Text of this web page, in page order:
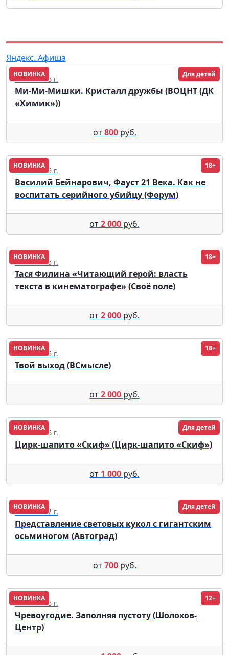
Яндекс. Афиша
НОВИНКА Для детей
25.09.2026 г.
Ми-Ми-Мишки. Кристалл дружбы (ВОЦНТ (ДК
«Химик»))
от800руб.
НОВИНКА 18+
09.12.2026 г.
Василий Бейнарович, Фауст 21 Века. Как не
воспитать серийного убийцу (Форум)
от2 000 руб.
НОВИНКА 18+
12.08.2026 г.
Тася Филина «Читающий герой: власть
текста в кинематографе» (Своё поле)
от2 000 руб.
НОВИНКА 18+
12.08.2026 г.
Твой выход (ВСмысле)
от2 000 руб.
НОВИНКА Для детей
13.08.2026 г.
Цирк-шапито «Скиф» (Цирк-шапито «Скиф»)
от 1 000 руб.
НОВИНКА Для детей
20.02.2027 г.
Представление световых кукол с гигантским
осьминогом (Автоград)
от700руб.
НОВИНКА 12+
01.09.2026 г.
Чревоугодие. Заполняя пустоту (Шолохов-
Центр)